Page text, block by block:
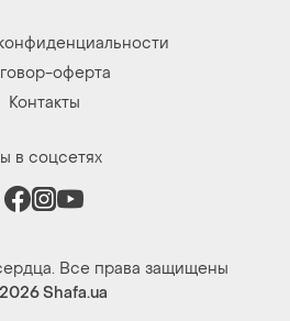
оферта
Контакты
в соцсетях
Все права защищены
Shafa.ua